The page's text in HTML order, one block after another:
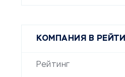
КОМПАНИЯ В
Рейтинг